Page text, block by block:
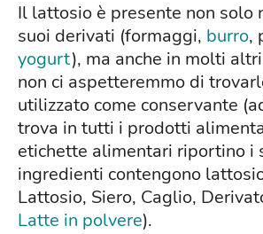
Il lattosio è presente non solo
suoi derivati (formaggi, burro,
yogurt), ma anche in molti
non ci aspetteremmo di
utilizzato come conservante
trova in tutti i prodotti
etichette alimentari riportino i
ingredienti contengono
Lattosio, Siero, Caglio,
Latte in polvere).